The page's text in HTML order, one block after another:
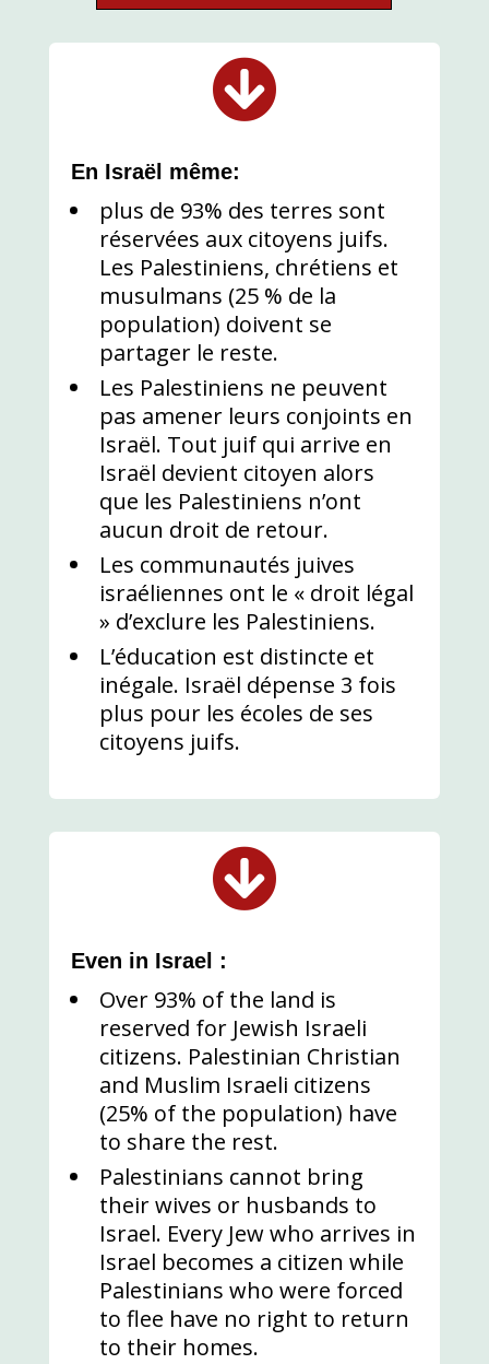

En Israël même:
plus de 93% des terres sont
réservées aux citoyens juifs.
Les Palestiniens, chrétiens et
musulmans (25 % de la
population) doivent se
partager le reste.
Les Palestiniens ne peuvent
pas amener leurs conjoints en
Israël. Tout juif qui arrive en
Israël devient citoyen alors
que les Palestiniens n’ont
aucun droit de retour.
Les communautés juives
israéliennes ont le « droit légal
» d’exclure les Palestiniens.
L’éducation est distincte et
inégale. Israël dépense 3 fois
plus pour les écoles de ses
citoyens juifs.

Even in Israel :
Over 93% of the land is
reserved for Jewish Israeli
citizens. Palestinian Christian
and Muslim Israeli citizens
(25% of the population) have
to share the rest.
Palestinians cannot bring
their wives or husbands to
Israel. Every Jew who arrives in
Israel becomes a citizen while
Palestinians who were forced
to flee have no right to return
to their homes.